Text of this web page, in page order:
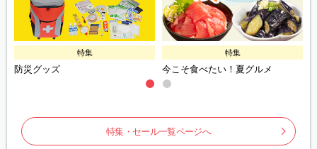
特集
防災グッズ
特集
今こそ食べたい！夏グルメ
特集・セール一覧ページへ